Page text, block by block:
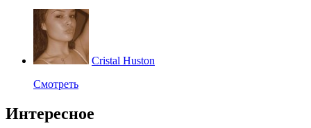
Cristal Huston
Смотреть
Интересное